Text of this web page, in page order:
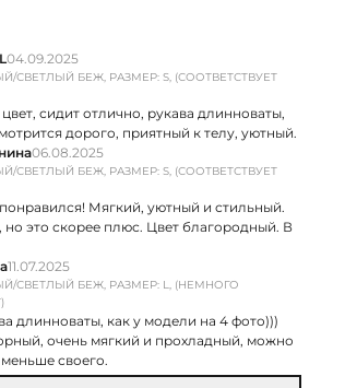
04.09.2025
СВЕТЛЫЙ БЕЖ, РАЗМЕР: S, (СООТВЕТСТВУЕТ
сидит отлично, рукава длинноваты,
дорого, приятный к телу, уютный.
06.08.2025
СВЕТЛЫЙ БЕЖ, РАЗМЕР: S, (СООТВЕТСТВУЕТ
Мягкий, уютный и стильный.
но это скорее плюс. Цвет благородный. В
11.07.2025
СВЕТЛЫЙ БЕЖ, РАЗМЕР: L, (НЕМНОГО
длинноваты, как у модели на 4 фото)))
очень мягкий и прохладный, можно
своего.